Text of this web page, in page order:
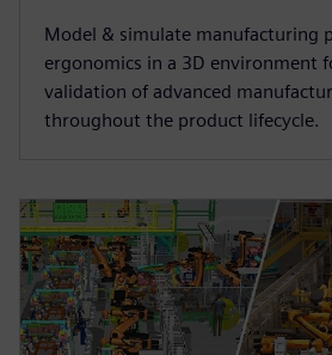
Model & simulate manufacturing
ergonomics in a 3D environment
validation of advanced
throughout the product lifecycle.